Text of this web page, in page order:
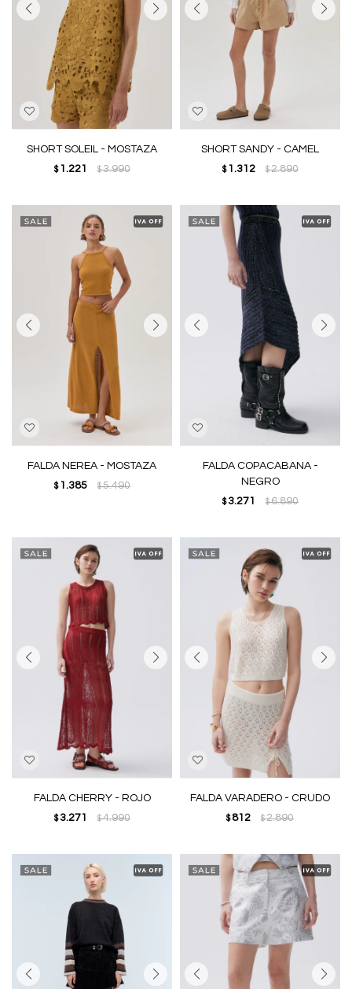
SHORT SOLEIL - MOSTAZA
$ 1.221 $3.990
SHORT SANDY - CAMEL
$ 1.312 $2.890
FALDA NEREA - MOSTAZA
$ 1.385 $5.490
FALDA COPACABANA -
NEGRO
$ 3.271 $6.890
FALDA CHERRY - ROJO
$ 3.271 $4.990
FALDA VARADERO - CRUDO
$ 812 $2.890